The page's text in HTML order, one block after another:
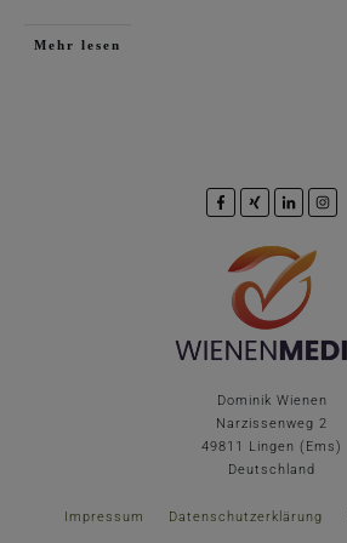
Mehr lesen
Impressum Datenschutzerklärung
Dominik Wienen
Narzissenweg 2
49811 Lingen (Ems)
Deutschland